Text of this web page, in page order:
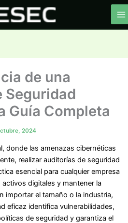
de una
Seguridad
Guía Completa
2024
donde las amenazas cibernéticas
realizar auditorías de seguridad
esencial para cualquier empresa
digitales y mantener la
importar el tamaño o la industria,
eficaz identifica vulnerabilidades,
de seguridad y garantiza el